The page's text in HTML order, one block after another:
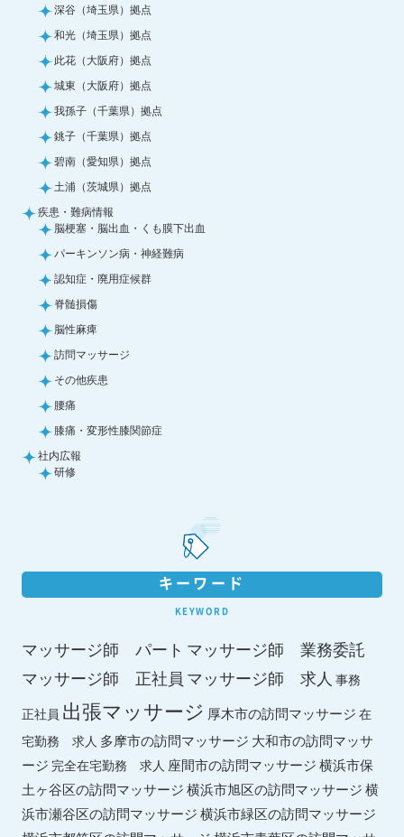
深谷（埼玉県）拠点
和光（埼玉県）拠点
此花（大阪府）拠点
城東（大阪府）拠点
我孫子（千葉県）拠点
銚子（千葉県）拠点
碧南（愛知県）拠点
土浦（茨城県）拠点
疾患・難病情報
脳梗塞・脳出血・くも膜下出血
パーキンソン病・神経難病
認知症・廃用症候群
脊髄損傷
脳性麻痺
訪問マッサージ
その他疾患
腰痛
膝痛・変形性膝関節症
社内広報
研修
キーワード
KEYWORD
マッサージ師 パート マッサージ師 業務委託
マッサージ師 正社員 マッサージ師 求人 事務
正社員 出張マッサージ 厚木市の訪問マッサージ 在
宅勤務 求人 多摩市の訪問マッサージ 大和市の訪問マッサ
ージ 完全在宅勤務 求人 座間市の訪問マッサージ横浜市保
土ヶ谷区の訪問マッサージ横浜市旭区の訪問マッサージ横
浜市瀬谷区の訪問マッサージ横浜市緑区の訪問マッサージ